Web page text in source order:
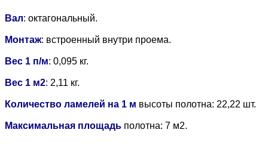
Вал: октагональный.
Монтаж: встроенный внутри проема.
Вес 1 п/м: 0,095 кг.
Вес 1 м2: 2,11 кг.
Количество ламелей на 1 м высоты полотна: 22,22 шт.
Максимальная площадь полотна: 7 м2.